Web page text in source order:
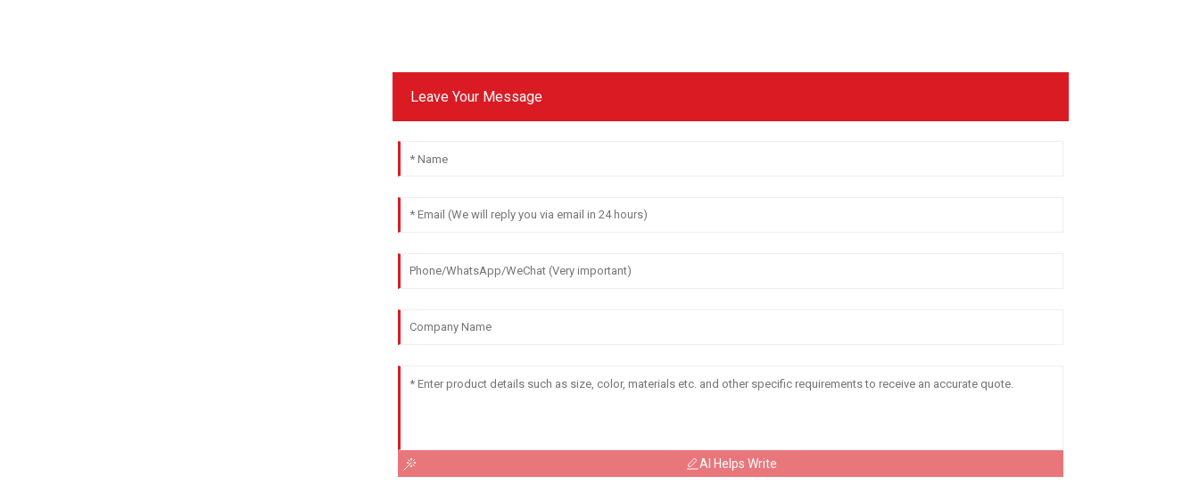
Leave Your Message
AI Helps Write